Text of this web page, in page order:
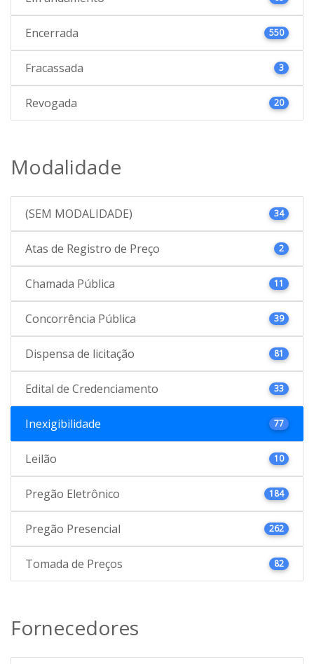
Encerrada 550
Fracassada 3
Revogada 20
Modalidade
(SEM MODALIDADE) 34
Atas de Registro de Preço 2
Chamada Pública 11
Concorrência Pública 39
Dispensa de licitação 81
Edital de Credenciamento 33
Inexigibilidade 77
Leilão 10
Pregão Eletrônico 184
Pregão Presencial 262
Tomada de Preços 82
Fornecedores